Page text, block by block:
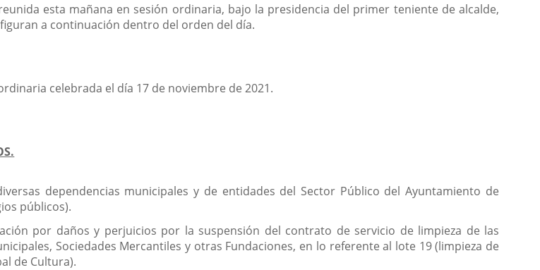
esta mañana en sesión ordinaria, bajo la presidencia del primer teniente de alcalde,
a continuación dentro del orden del día.
celebrada el día 17 de noviembre de 2021.
dependencias municipales y de entidades del Sector Público del Ayuntamiento de
públicos).
por daños y perjuicios por la suspensión del contrato de servicio de limpieza de las
Sociedades Mercantiles y otras Fundaciones, en lo referente al lote 19 (limpieza de
de Cultura).